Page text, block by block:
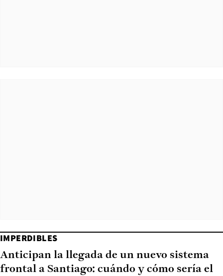
IMPERDIBLES
Anticipan la llegada de un nuevo sistema
frontal a Santiago: cuándo y cómo sería el